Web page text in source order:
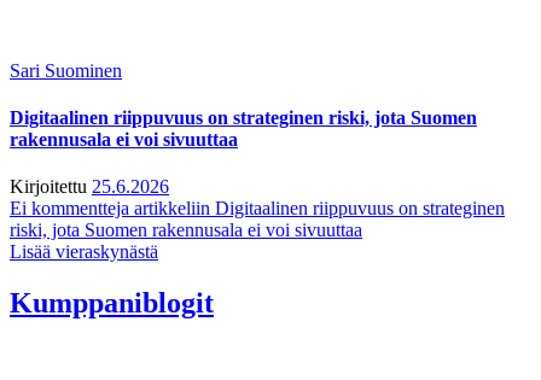
Sari Suominen
Digitaalinen riippuvuus on strateginen riski, jota Suomen
rakennusala ei voi sivuuttaa
Kirjoitettu 25.6.2026
Ei kommentteja artikkeliin Digitaalinen riippuvuus on strateginen
riski, jota Suomen rakennusala ei voi sivuuttaa
Lisää vieraskynästä
Kumppaniblogit